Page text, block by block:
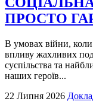
ПРОСТО
В умовах війни, коли
впливу жахливих
суспільства та
наших героїв...
22 Липня 2026